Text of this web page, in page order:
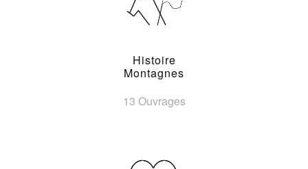
Histoire
Montagnes
13 Ouvrages